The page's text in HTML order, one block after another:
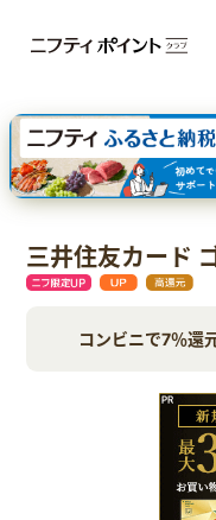
dカード 九州カードNEXT
三井住友カード ゴールド（
【実質初月無料】DMM |
三井住友カード
コンビニで7％還